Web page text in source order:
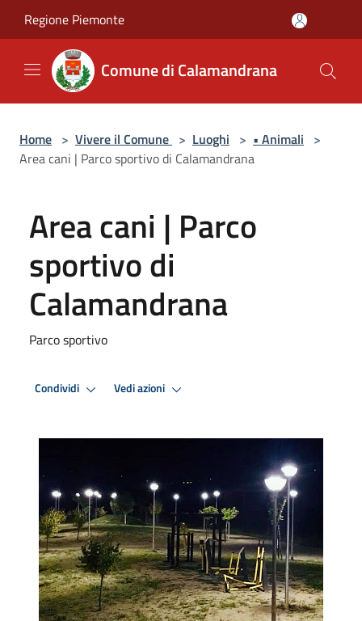
Regione Piemonte
Comune di Calamandrana
Home > Vivere il Comune > Luoghi > • Animali >
Area cani | Parco sportivo di Calamandrana
Area cani | Parco
sportivo di
Calamandrana
Parco sportivo
Condividi Vedi azioni